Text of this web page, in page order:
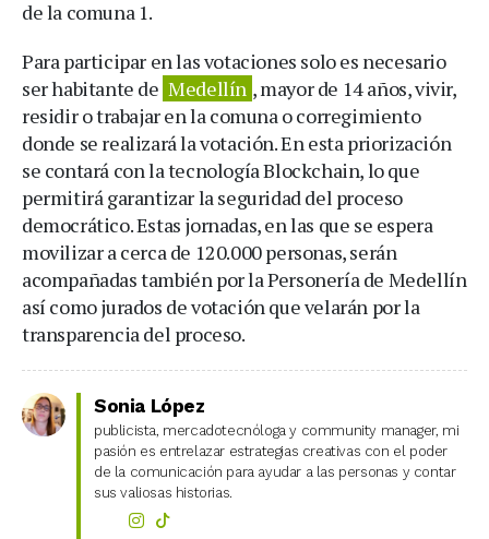
de la comuna 1.
Para participar en las votaciones solo es necesario
ser habitante de Medellín , mayor de 14 años, vivir,
residir o trabajar en la comuna o corregimiento
donde se realizará la votación. En esta priorización
se contará con la tecnología Blockchain, lo que
permitirá garantizar la seguridad del proceso
democrático. Estas jornadas, en las que se espera
movilizar a cerca de 120.000 personas, serán
acompañadas también por la Personería de Medellín
así como jurados de votación que velarán por la
transparencia del proceso.
Sonia López
publicista, mercadotecnóloga y community manager, mi
pasión es entrelazar estrategias creativas con el poder
de la comunicación para ayudar a las personas y contar
sus valiosas historias.